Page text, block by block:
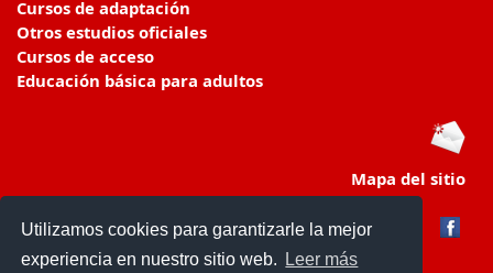
Utilizamos cookies para garantizarle la mejor
experiencia en nuestro sitio web.
Leer más
Cursos de adaptación
Otros estudios oficiales
Cursos de acceso
Educación básica para adultos
Mapa del sitio